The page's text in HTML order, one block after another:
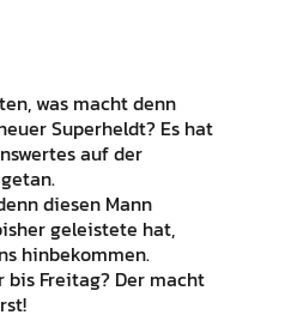
was macht denn
Superheldt? Es hat
auf der
diesen Mann
geleistete hat,
hinbekommen.
Freitag? Der macht